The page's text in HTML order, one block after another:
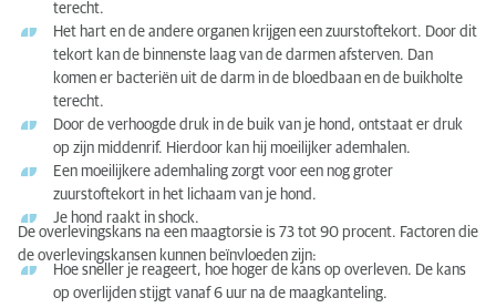
terecht.
Het hart en de andere organen krijgen een zuurstoftekort. Door dit
tekort kan de binnenste laag van de darmen afsterven. Dan
komen er bacteriën uit de darm in de bloedbaan en de buikholte
terecht.
Door de verhoogde druk in de buik van je hond, ontstaat er druk
op zijn middenrif. Hierdoor kan hij moeilijker ademhalen.
Een moeilijkere ademhaling zorgt voor een nog groter
zuurstoftekort in het lichaam van je hond.
Je hond raakt in shock.
De overlevingskans na een maagtorsie is 73 tot 90 procent. Factoren die
de overlevingskansen kunnen beïnvloeden zijn:
Hoe sneller je reageert, hoe hoger de kans op overleven. De kans
op overlijden stijgt vanaf 6 uur na de maagkanteling.